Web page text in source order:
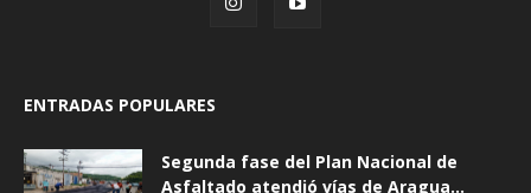
ENTRADAS POPULARES
Segunda fase del Plan Nacional de
Asfaltado atendió vías de Aragua...